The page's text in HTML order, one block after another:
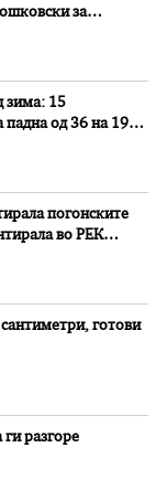
за
зима: 15
падна од 36 на 19
погонските
во РЕК
готови
разгоре